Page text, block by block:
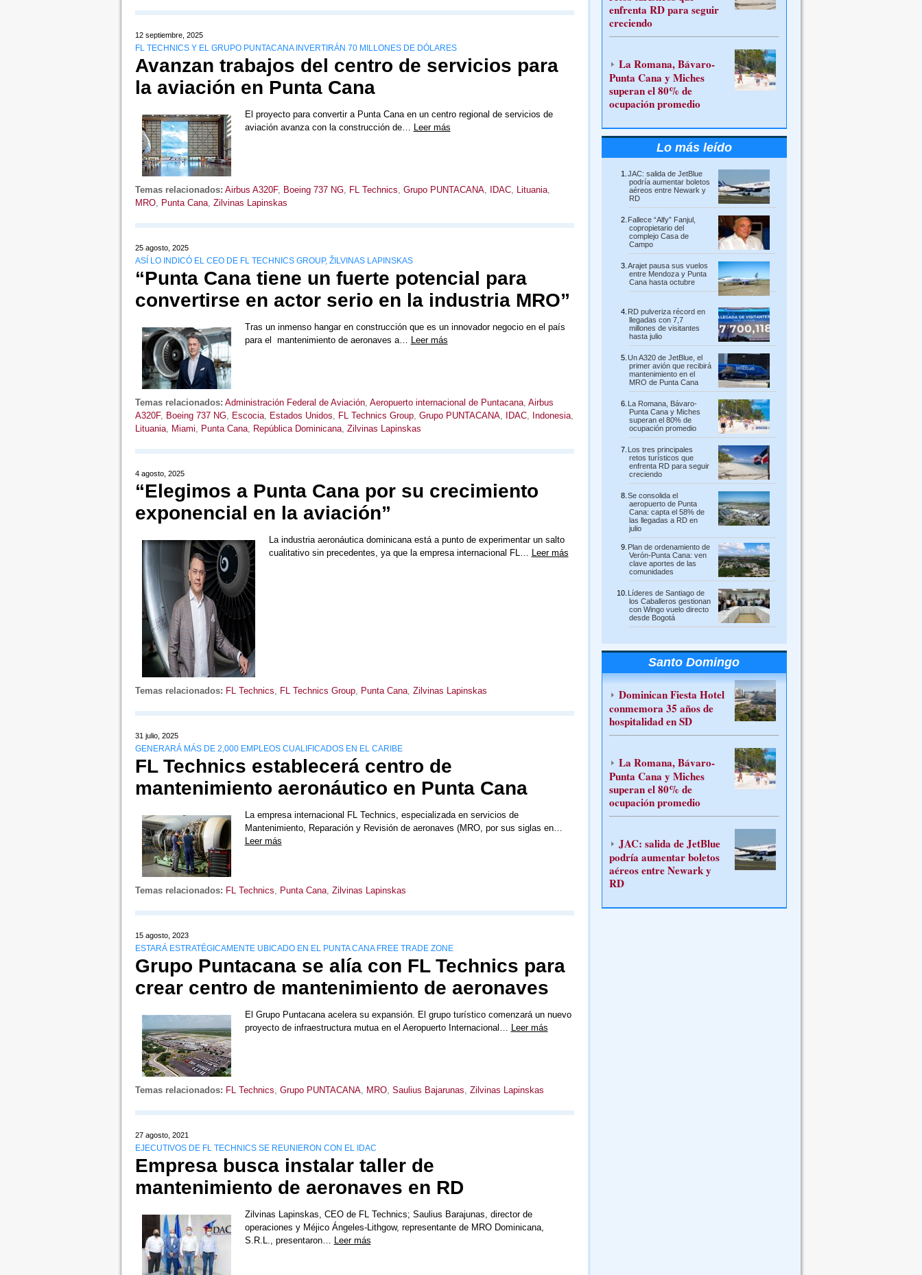
12 septiembre, 2025
FL TECHNICS Y EL GRUPO PUNTACANA INVERTIRÁN 70 MILLONES DE DÓLARES
Avanzan trabajos del centro de servicios para
la aviación en Punta Cana
El proyecto para convertir a Punta Cana en un centro regional de servicios de
aviación avanza con la construcción de… Leer más
Temas relacionados: Airbus A320F, Boeing 737 NG, FL Technics, Grupo PUNTACANA, IDAC, Lituania,
MRO, Punta Cana, Zilvinas Lapinskas
25 agosto, 2025
ASÍ LO INDICÓ EL CEO DE FL TECHNICS GROUP, ŽILVINAS LAPINSKAS
“Punta Cana tiene un fuerte potencial para
convertirse en actor serio en la industria MRO”
Tras un inmenso hangar en construcción que es un innovador negocio en el país
para el mantenimiento de aeronaves a… Leer más
Temas relacionados: Administración Federal de Aviación, Aeropuerto internacional de Puntacana, Airbus
A320F, Boeing 737 NG, Escocia, Estados Unidos, FL Technics Group, Grupo PUNTACANA, IDAC, Indonesia,
Lituania, Miami, Punta Cana, República Dominicana, Zilvinas Lapinskas
4 agosto, 2025
“Elegimos a Punta Cana por su crecimiento
exponencial en la aviación”
La industria aeronáutica dominicana está a punto de experimentar un salto
cualitativo sin precedentes, ya que la empresa internacional FL… Leer más
Temas relacionados: FL Technics, FL Technics Group, Punta Cana, Zilvinas Lapinskas
31 julio, 2025
GENERARÁ MÁS DE 2,000 EMPLEOS CUALIFICADOS EN EL CARIBE
FL Technics establecerá centro de
mantenimiento aeronáutico en Punta Cana
La empresa internacional FL Technics, especializada en servicios de
Mantenimiento, Reparación y Revisión de aeronaves (MRO, por sus siglas en…
Leer más
Temas relacionados: FL Technics, Punta Cana, Zilvinas Lapinskas
15 agosto, 2023
ESTARÁ ESTRATÉGICAMENTE UBICADO EN EL PUNTA CANA FREE TRADE ZONE
Grupo Puntacana se alía con FL Technics para
crear centro de mantenimiento de aeronaves
El Grupo Puntacana acelera su expansión. El grupo turístico comenzará un nuevo
proyecto de infraestructura mutua en el Aeropuerto Internacional… Leer más
Temas relacionados: FL Technics, Grupo PUNTACANA, MRO, Saulius Bajarunas, Zilvinas Lapinskas
27 agosto, 2021
EJECUTIVOS DE FL TECHNICS SE REUNIERON CON EL IDAC
Empresa busca instalar taller de
mantenimiento de aeronaves en RD
Zilvinas Lapinskas, CEO de FL Technics; Saulius Barajunas, director de
operaciones y Méjico Ángeles-Lithgow, representante de MRO Dominicana,
S.R.L., presentaron… Leer más
enfrenta RD para seguir
creciendo
La Romana, Bávaro-
Punta Cana y Miches
superan el 80% de
ocupación promedio
Lo más leído
JAC: salida de JetBlue
podría aumentar boletos
aéreos entre Newark y
RD
Fallece “Alfy” Fanjul,
copropietario del
complejo Casa de
Campo
Arajet pausa sus vuelos
entre Mendoza y Punta
Cana hasta octubre
RD pulveriza récord en
llegadas con 7,7
millones de visitantes
hasta julio
Un A320 de JetBlue, el
primer avión que recibirá
mantenimiento en el
MRO de Punta Cana
La Romana, Bávaro-
Punta Cana y Miches
superan el 80% de
ocupación promedio
Los tres principales
retos turísticos que
enfrenta RD para seguir
creciendo
Se consolida el
aeropuerto de Punta
Cana: capta el 58% de
las llegadas a RD en
julio
Plan de ordenamiento de
Verón-Punta Cana: ven
clave aportes de las
comunidades
Líderes de Santiago de
los Caballeros gestionan
con Wingo vuelo directo
desde Bogotá
Santo Domingo
Dominican Fiesta Hotel
conmemora 35 años de
hospitalidad en SD
La Romana, Bávaro-
Punta Cana y Miches
superan el 80% de
ocupación promedio
JAC: salida de JetBlue
podría aumentar boletos
aéreos entre Newark y
RD